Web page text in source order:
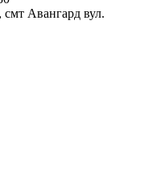
смт Авангард вул.